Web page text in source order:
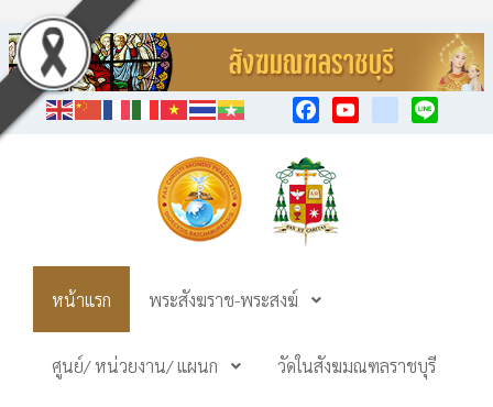
หน้าแรก พระสังฆราช-พระสงฆ์
ศูนย์/ หน่วยงาน/ แผนก วัดในสังฆมณฑลราชบุรี